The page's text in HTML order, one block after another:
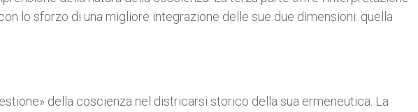
lo sforzo di una migliore integrazione delle sue due dimensioni: quella
della coscienza nel districarsi storico della sua ermeneutica. La